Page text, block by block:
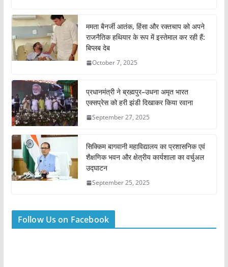
…
ममता बैनर्जी आतंक, हिंसा और रक्तचाप को अपने
राजनैतिक हथियार के रूप में इस्तेमाल कर रही हैं:
बिप्लब देब
October 7, 2025
प्रधानमंत्री ने ब्रह्मपुर–उधना अमृत भारत
एक्सप्रेस को हरी झंडी दिखाकर किया रवाना
September 27, 2025
सिक्किम बागवानी महाविद्यालय का प्रशासनिक एवं
शैक्षणिक भवन और क्षेत्रीय कार्यशाला का वर्चुअल
उद्घाटन
September 25, 2025
Follow Us on Facebook